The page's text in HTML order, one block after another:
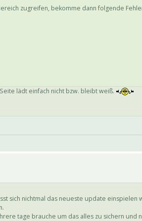
zugreifen, bekomme dann folgende
lädt einfach nicht bzw. bleibt weiß.
sich nichtmal das neueste update einspielen
tage brauche um das alles zu sichern und